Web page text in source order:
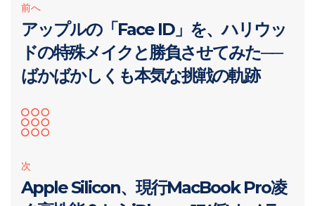
前へ
アップルの「Face ID」を、ハリウッ
ドの特殊メイクと勝負させてみた──
ばかばかしくも本気な挑戦の軌跡
次
Apple Silicon、現行MacBook Pro凌